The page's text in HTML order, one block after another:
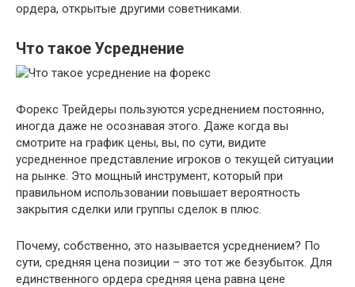
ордера, открытые другими советниками.
Что такое Усреднение
Форекс Трейдеры пользуются усреднением постоянно,
иногда даже не осознавая этого. Даже когда вы
смотрите на график цены, вы, по сути, видите
усредненное представление игроков о текущей ситуации
на рынке. Это мощный инструмент, который при
правильном использовании повышает вероятность
закрытия сделки или группы сделок в плюс.
Почему, собственно, это называется усреднением? По
сути, средняя цена позиции – это тот же безубыток. Для
единственного ордера средняя цена равна цене